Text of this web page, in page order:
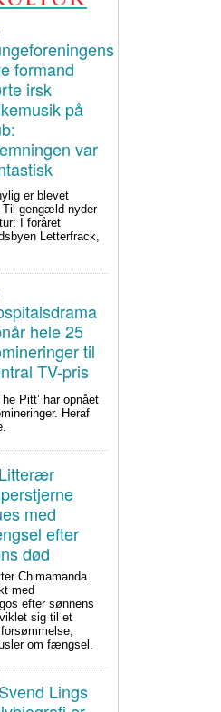
er blevet
Til gengæld nyder
I foråret
Letterfrack,
Pitt’ har opnået
Heraf
Chimamanda
med
efter sønnens
sig til et
om fængsel.